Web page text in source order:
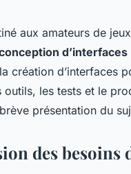
un
?
aux amateurs de
création d’interfaces
les tests et le
présentation du
des besoins